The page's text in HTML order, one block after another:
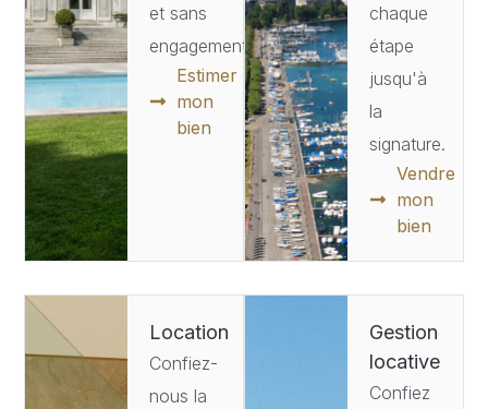
et sans
engagement.
Estimer
mon
bien
chaque
étape
jusqu'à
la
signature.
Vendre
mon
bien
Location
Confiez-
nous la
Gestion
locative
Confiez